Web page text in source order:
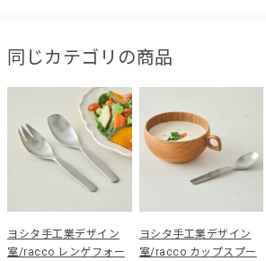
同じカテゴリの商品
ヨシタ手工業デザイン
室/racco レンゲフォー
ヨシタ手工業デザイン
室/racco カップスプー